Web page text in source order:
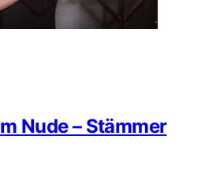
Nude – Stämmer